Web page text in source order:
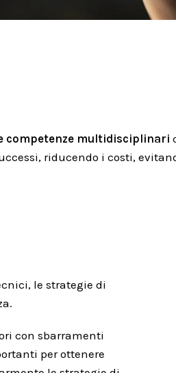
competenze multidisciplinari
riducendo i costi,
le strategie di
con sbarramenti
per ottenere